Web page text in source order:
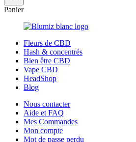
Panier
Fleurs de CBD
Hash & concentrés
Bien être CBD
Vape CBD
HeadShop
Blog
Nous contacter
Aide et FAQ
Mes Commandes
Mon compte
Mot de passe perdu